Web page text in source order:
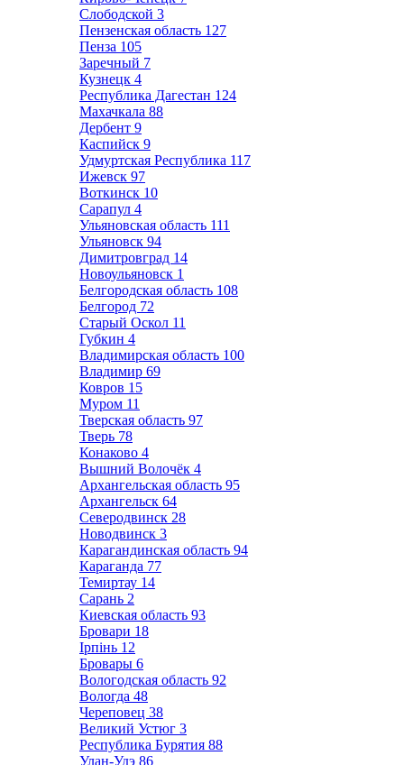
Слободской 3
Пензенская область 127
Пенза 105
Заречный 7
Кузнецк 4
Республика Дагестан 124
Махачкала 88
Дербент 9
Каспийск 9
Удмуртская Республика 117
Ижевск 97
Воткинск 10
Сарапул 4
Ульяновская область 111
Ульяновск 94
Димитровград 14
Новоульяновск 1
Белгородская область 108
Белгород 72
Старый Оскол 11
Губкин 4
Владимирская область 100
Владимир 69
Ковров 15
Муром 11
Тверская область 97
Тверь 78
Конаково 4
Вышний Волочёк 4
Архангельская область 95
Архангельск 64
Северодвинск 28
Новодвинск 3
Карагандинская область 94
Караганда 77
Темиртау 14
Сарань 2
Киевская область 93
Бровари 18
Ірпінь 12
Бровары 6
Вологодская область 92
Вологда 48
Череповец 38
Великий Устюг 3
Республика Бурятия 88
Улан-Удэ 86